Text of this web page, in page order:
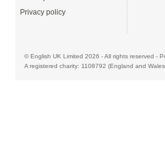
Privacy policy
© English UK Limited 2026 - All rights reserved -
A registered charity: 1108792 (England and